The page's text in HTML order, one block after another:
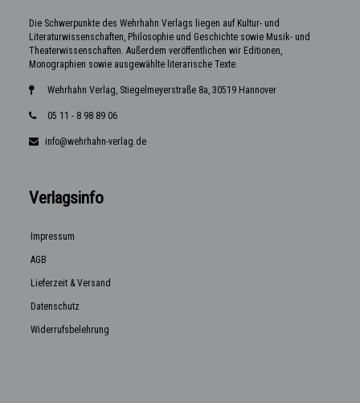
Die Schwerpunkte des Wehrhahn Verlags liegen auf Kultur- und
Literaturwissenschaften, Philosophie und Geschichte sowie Musik- und
Theaterwissenschaften. Außerdem veröffentlichen wir Editionen,
Monographien sowie ausgewählte literarische Texte.
Wehrhahn Verlag, Stiegelmeyerstraße 8a, 30519 Hannover
05 11 - 8 98 89 06
info@wehrhahn-verlag.de
Verlagsinfo
Impressum
AGB
Lieferzeit & Versand
Datenschutz
Widerrufsbelehrung